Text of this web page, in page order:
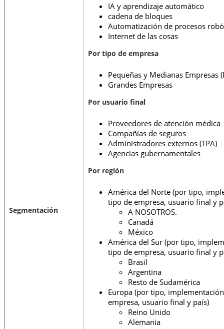
Segmentación
IA y aprendizaje automático
cadena de bloques
Automatización de procesos
Internet de las cosas
Por tipo de empresa
Pequeñas y Medianas Empresas
Grandes Empresas
Por usuario final
Proveedores de atención médica
Compañías de seguros
Administradores externos (TPA)
Agencias gubernamentales
Por región
América del Norte (por tipo,
tipo de empresa, usuario final y
A NOSOTROS.
Canadá
México
América del Sur (por tipo,
tipo de empresa, usuario final y
Brasil
Argentina
Resto de Sudamérica
Europa (por tipo,
empresa, usuario final y país)
Reino Unido
Alemania